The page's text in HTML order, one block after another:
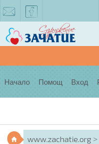
facebook
Начало Помощ Вход
www.zachatie.org